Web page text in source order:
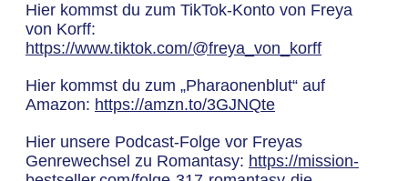
Hier kommst du zum TikTok-Konto von Freya
von Korff:
https://www.tiktok.com/@freya_von_korff
Hier kommst du zum „Pharaonenblut“ auf
Amazon: https://amzn.to/3GJNQte
Hier unsere Podcast-Folge vor Freyas
Genrewechsel zu Romantasy: https://mission-